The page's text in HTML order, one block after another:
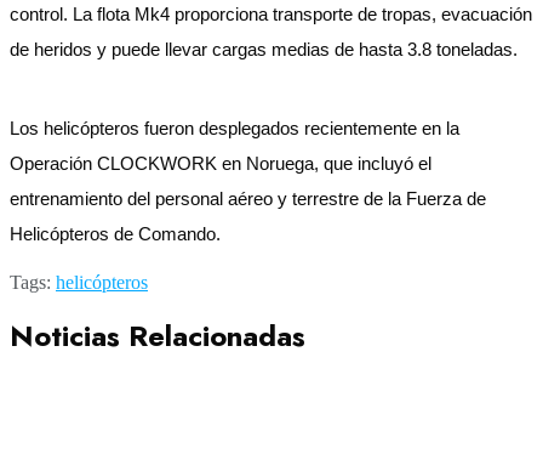
control. La flota Mk4 proporciona transporte de tropas, evacuación
de heridos y puede llevar cargas medias de hasta 3.8 toneladas.
Los helicópteros fueron desplegados recientemente en la
Operación CLOCKWORK en Noruega, que incluyó el
entrenamiento del personal aéreo y terrestre de la Fuerza de
Helicópteros de Comando.
Tags: helicópteros
Noticias Relacionadas